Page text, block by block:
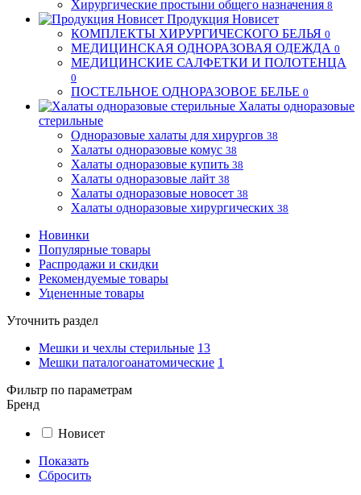
Хирургические простыни общего назначения 8
Продукция Новисет
КОМПЛЕКТЫ ХИРУРГИЧЕСКОГО БЕЛЬЯ 0
МЕДИЦИНСКАЯ ОДНОРАЗОВАЯ ОДЕЖДА 0
МЕДИЦИНСКИЕ САЛФЕТКИ И ПОЛОТЕНЦА
0
ПОСТЕЛЬНОЕ ОДНОРАЗОВОЕ БЕЛЬЕ 0
Халаты одноразовые
стерильные
Одноразовые халаты для хирургов 38
Халаты одноразовые комус 38
Халаты одноразовые купить 38
Халаты одноразовые лайт 38
Халаты одноразовые новосет 38
Халаты одноразовые хирургических 38
Новинки
Популярные товары
Распродажи и скидки
Рекомендуемые товары
Уцененные товары
Уточнить раздел
Мешки и чехлы стерильные 13
Мешки паталогоанатомические 1
Фильтр по параметрам
Бренд
Новисет
Показать
Сбросить